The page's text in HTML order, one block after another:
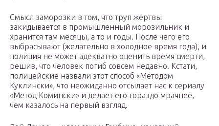
Смысл заморозки в том, что труп жертвы
закидывается в промышленный морозильник и
хранится там месяцы, а то и годы. После чего его
выбрасывают (желательно в холодное время года), и
полиция не может адекватно оценить время смерти,
решив, что человек погиб совсем недавно. Кстати,
полицейские назвали этот способ «Методом
Куклински», что неожиданно отсылает нас к сериалу
«Метод Комински» и делает его гораздо мрачнее,
чем казалось на первый взгляд.